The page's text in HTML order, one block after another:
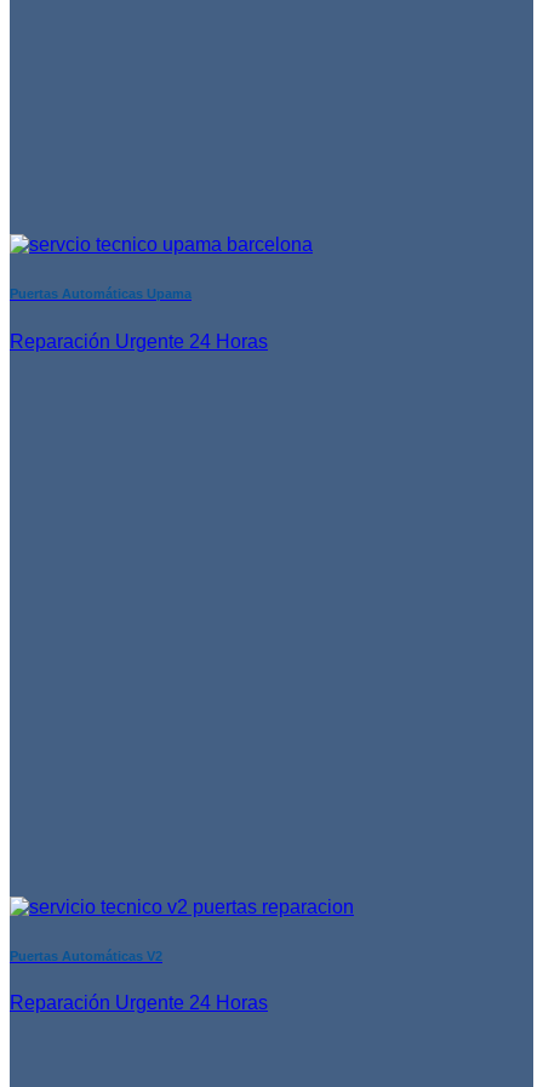
Puertas Automáticas Upama
Reparación Urgente 24 Horas
Puertas Automáticas V2
Reparación Urgente 24 Horas